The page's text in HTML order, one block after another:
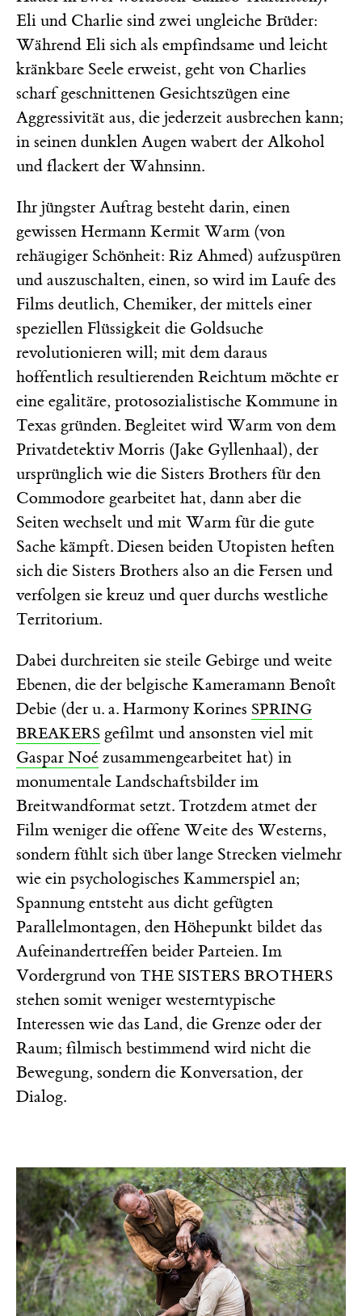
Eli und Charlie sind zwei ungleiche Brüder:
Während Eli sich als empfindsame und leicht
kränkbare Seele erweist, geht von Charlies
scharf geschnittenen Gesichtszügen eine
Aggressivität aus, die jederzeit ausbrechen kann;
in seinen dunklen Augen wabert der Alkohol
und flackert der Wahnsinn.
Ihr jüngster Auftrag besteht darin, einen
gewissen Hermann Kermit Warm (von
rehäugiger Schönheit: Riz Ahmed) aufzuspüren
und auszuschalten, einen, so wird im Laufe des
Films deutlich, Chemiker, der mittels einer
speziellen Flüssigkeit die Goldsuche
revolutionieren will; mit dem daraus
hoffentlich resultierenden Reichtum möchte er
eine egalitäre, protosozialistische Kommune in
Texas gründen. Begleitet wird Warm von dem
Privatdetektiv Morris (Jake Gyllenhaal), der
ursprünglich wie die Sisters Brothers für den
Commodore gearbeitet hat, dann aber die
Seiten wechselt und mit Warm für die gute
Sache kämpft. Diesen beiden Utopisten heften
sich die Sisters Brothers also an die Fersen und
verfolgen sie kreuz und quer durchs westliche
Territorium.
Dabei durchreiten sie steile Gebirge und weite
Ebenen, die der belgische Kameramann Benoît
Debie (der u. a. Harmony Korines SPRING
BREAKERS gefilmt und ansonsten viel mit
Gaspar Noé zusammengearbeitet hat) in
monumentale Landschaftsbilder im
Breitwandformat setzt. Trotzdem atmet der
Film weniger die offene Weite des Westerns,
sondern fühlt sich über lange Strecken vielmehr
wie ein psychologisches Kammerspiel an;
Spannung entsteht aus dicht gefügten
Parallelmontagen, den Höhepunkt bildet das
Aufeinandertreffen beider Parteien. Im
Vordergrund von THE SISTERS BROTHERS
stehen somit weniger westerntypische
Interessen wie das Land, die Grenze oder der
Raum; filmisch bestimmend wird nicht die
Bewegung, sondern die Konversation, der
Dialog.